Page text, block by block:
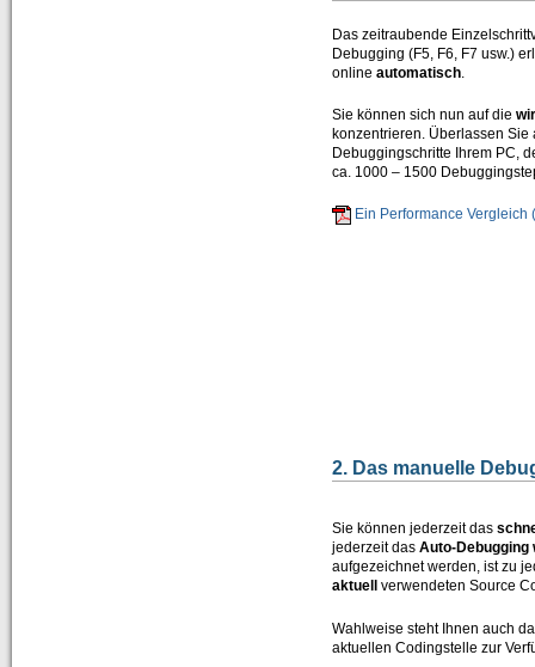
Das zeitraubende
Debugging (F5, F6, F7 usw.)
online automatisch.
Sie können sich nun auf die
konzentrieren. Überlassen
Debuggingschritte Ihrem PC,
ca. 1000 – 1500
Ein Performance Vergleich
2. Das manuelle
Sie können jederzeit das
jederzeit das Auto-Debugging
aufgezeichnet werden, ist zu
aktuell
verwendeten Source
Wahlweise steht Ihnen auch
aktuellen Codingstelle zur